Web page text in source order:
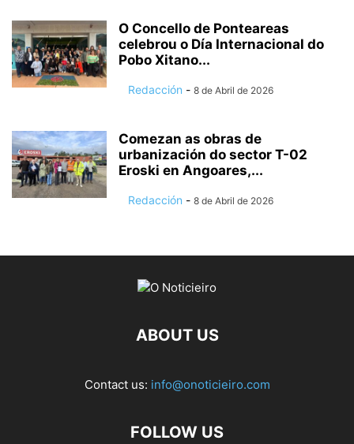
O Concello de Ponteareas
celebrou o Día Internacional do
Pobo Xitano...
Redacción - 8 de Abril de 2026
Comezan as obras de
urbanización do sector T-02
Eroski en Angoares,...
Redacción - 8 de Abril de 2026
ABOUT US
Contact us: info@onoticieiro.com
FOLLOW US